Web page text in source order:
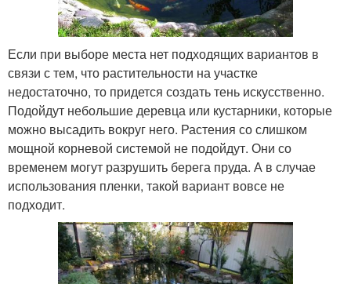
Если при выборе места нет подходящих вариантов в
связи с тем, что растительности на участке
недостаточно, то придется создать тень искусственно.
Подойдут небольшие деревца или кустарники, которые
можно высадить вокруг него. Растения со слишком
мощной корневой системой не подойдут. Они со
временем могут разрушить берега пруда. А в случае
использования пленки, такой вариант вовсе не
подходит.